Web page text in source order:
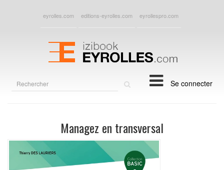
eyrolles.com editions-eyrolles.com eyrollespro.com
Se connecter
Managez en transversal